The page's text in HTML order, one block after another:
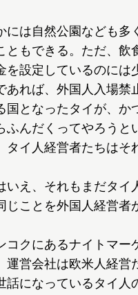
は自然公園なども多
ともできる。ただ、飲
を設定しているのに
あれば、外国人入場
国となったタイが、か
ふんだくってやろうと
タイ人経営者たちはそ
え、それもまだタイ
じことを外国人経営者
クにあるナイトマー
運営会社は欧米人経営
話になっているタイ人